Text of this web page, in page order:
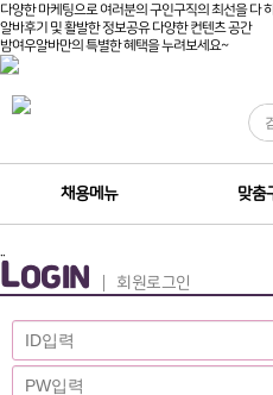
다양한 마케팅으로 여러분의 구인구직의 최선을 다
알바후기 및 활발한 정보공유 다양한 컨텐츠 공간
밤여우알바만의 특별한 혜택을 누려보세요~
채용메뉴 맞춤
..LOGIN 회원로그인